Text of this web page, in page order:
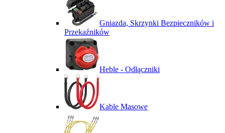
Gniazda, Skrzynki Bezpieczników i
Przekaźników
Heble - Odłączniki
Kable Masowe